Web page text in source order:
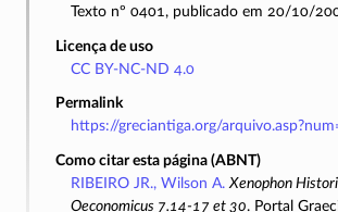
Texto nº 0401, publicado em 20/10/
Licença de uso
CC BY-NC-ND 4.0
Permalink
https://greciantiga.org/
Como citar esta página (ABNT)
RIBEIRO JR., Wilson A. Xenophon
Oeconomicus 7.14-17 et 30. Portal